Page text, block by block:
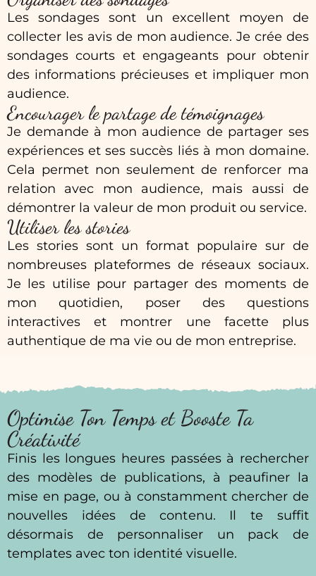
Les sondages sont un excellent moyen de
collecter les avis de mon audience. Je crée des
sondages courts et engageants pour obtenir
des informations précieuses et impliquer mon
audience.
Encourager le partage de témoignages
Je demande à mon audience de partager ses
expériences et ses succès liés à mon domaine.
Cela permet non seulement de renforcer ma
relation avec mon audience, mais aussi de
démontrer la valeur de mon produit ou service.
Utiliser les stories
Les stories sont un format populaire sur de
nombreuses plateformes de réseaux sociaux.
Je les utilise pour partager des moments de
mon quotidien, poser des questions
interactives et montrer une facette plus
authentique de ma vie ou de mon entreprise.
Optimise Ton Temps et Booste Ta
Créativité
Finis les longues heures passées à rechercher
des modèles de publications, à peaufiner la
mise en page, ou à constamment chercher de
nouvelles idées de contenu. Il te suffit
désormais de personnaliser un pack de
templates avec ton identité visuelle.